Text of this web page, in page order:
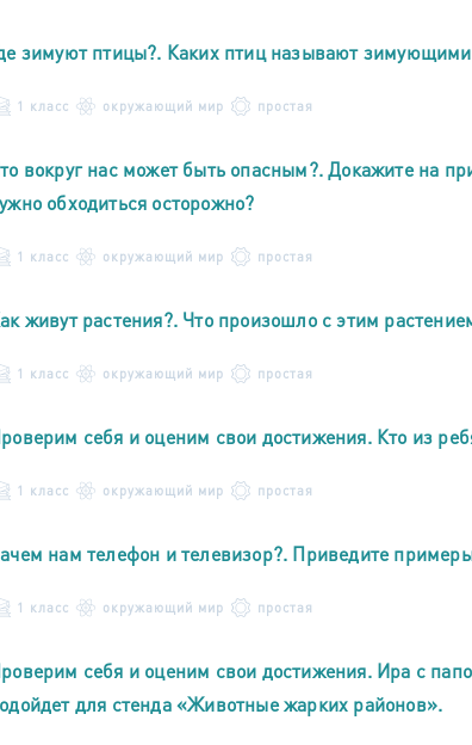
зимуют птицы?. Каких птиц называют
1 класс окружающий мир простая
вокруг нас может быть опасным?. Докажите на
обходиться осторожно?
1 класс окружающий мир простая
живут растения?. Что произошло с этим
1 класс окружающий мир простая
себя и оценим свои достижения. Кто из
1 класс окружающий мир простая
нам телефон и телевизор?. Приведите
1 класс окружающий мир простая
себя и оценим свои достижения. Ира с
для стенда «Животные жарких районов».